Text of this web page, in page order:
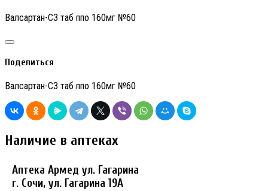
Валсартан-СЗ таб ппо 160мг №60
Поделиться
Валсартан-СЗ таб ппо 160мг №60
Наличие в аптеках
Аптека Армед ул. Гагарина
г. Сочи, ул. Гагарина 19А